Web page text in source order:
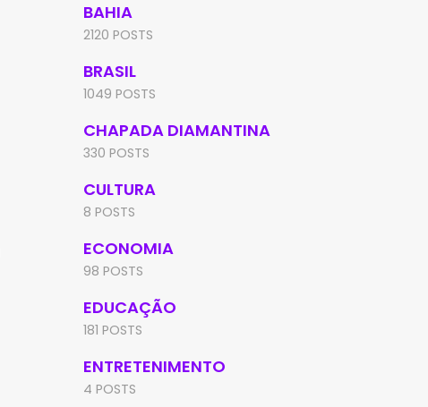
BAHIA
2120 POSTS
BRASIL
1049 POSTS
CHAPADA DIAMANTINA
330 POSTS
CULTURA
8 POSTS
ECONOMIA
98 POSTS
EDUCAÇÃO
181 POSTS
ENTRETENIMENTO
4 POSTS